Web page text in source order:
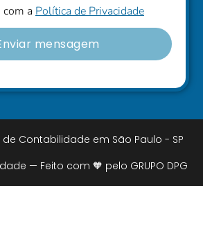
com a Política de Privacidade
mensagem
de Contabilidade em São Paulo - SP
— Feito com 🧡 pelo GRUPO DPG